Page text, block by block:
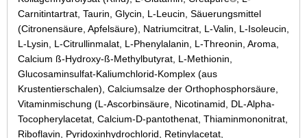
Carnitintartrat, Taurin, Glycin, L-Leucin, Säuerungsmittel
(Citronensäure, Apfelsäure), Natriumcitrat, L-Valin, L-Isoleucin,
L-Lysin, L-Citrullinmalat, L-Phenylalanin, L-Threonin, Aroma,
Calcium ß-Hydroxy-ß-Methylbutyrat, L-Methionin,
Glucosaminsulfat-Kaliumchlorid-Komplex (aus
Krustentierschalen), Calciumsalze der Orthophosphorsäure,
Vitaminmischung (L-Ascorbinsäure, Nicotinamid, DL-Alpha-
Tocopherylacetat, Calcium-D-pantothenat, Thiaminmononitrat,
Riboflavin, Pyridoxinhydrochlorid, Retinylacetat,